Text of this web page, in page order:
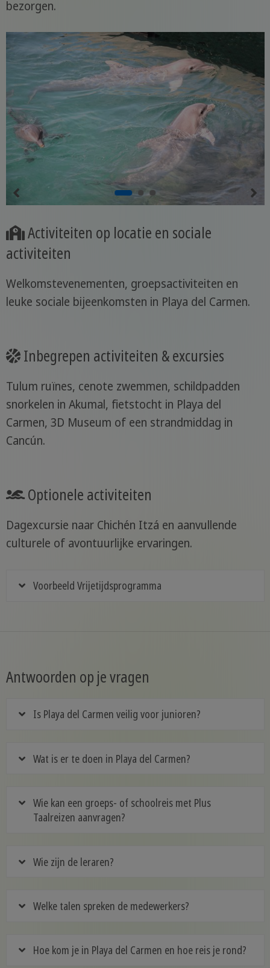
bezorgen.
Activiteiten op locatie en sociale
activiteiten
Welkomstevenementen, groepsactiviteiten en
leuke sociale bijeenkomsten in Playa del Carmen.
Inbegrepen activiteiten & excursies
Tulum ruïnes, cenote zwemmen, schildpadden
snorkelen in Akumal, fietstocht in Playa del
Carmen, 3D Museum of een strandmiddag in
Cancún.
Optionele activiteiten
Dagexcursie naar Chichén Itzá en aanvullende
culturele of avontuurlijke ervaringen.
Voorbeeld Vrijetijdsprogramma
Antwoorden op je vragen
Is Playa del Carmen veilig voor junioren?
Wat is er te doen in Playa del Carmen?
Wie kan een groeps- of schoolreis met Plus
Taalreizen aanvragen?
Wie zijn de leraren?
Welke talen spreken de medewerkers?
Hoe kom je in Playa del Carmen en hoe reis je rond?